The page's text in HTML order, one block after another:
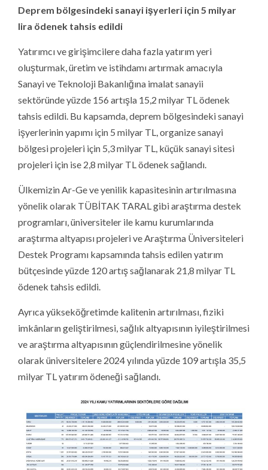
Deprem bölgesindeki sanayi işyerleri için 5 milyar
lira ödenek tahsis edildi
Yatırımcı ve girişimcilere daha fazla yatırım yeri
oluşturmak, üretim ve istihdamı artırmak amacıyla
Sanayi ve Teknoloji Bakanlığına imalat sanayii
sektöründe yüzde 156 artışla 15,2 milyar TL ödenek
tahsis edildi. Bu kapsamda, deprem bölgesindeki sanayi
işyerlerinin yapımı için 5 milyar TL, organize sanayi
bölgesi projeleri için 5,3 milyar TL, küçük sanayi sitesi
projeleri için ise 2,8 milyar TL ödenek sağlandı.
Ülkemizin Ar-Ge ve yenilik kapasitesinin artırılmasına
yönelik olarak TÜBİTAK TARAL gibi araştırma destek
programları, üniversiteler ile kamu kurumlarında
araştırma altyapısı projeleri ve Araştırma Üniversiteleri
Destek Programı kapsamında tahsis edilen yatırım
bütçesinde yüzde 120 artış sağlanarak 21,8 milyar TL
ödenek tahsis edildi.
Ayrıca yükseköğretimde kalitenin artırılması, fiziki
imkânların geliştirilmesi, sağlık altyapısının iyileştirilmesi
ve araştırma altyapısının güçlendirilmesine yönelik
olarak üniversitelere 2024 yılında yüzde 109 artışla 35,5
milyar TL yatırım ödeneği sağlandı.